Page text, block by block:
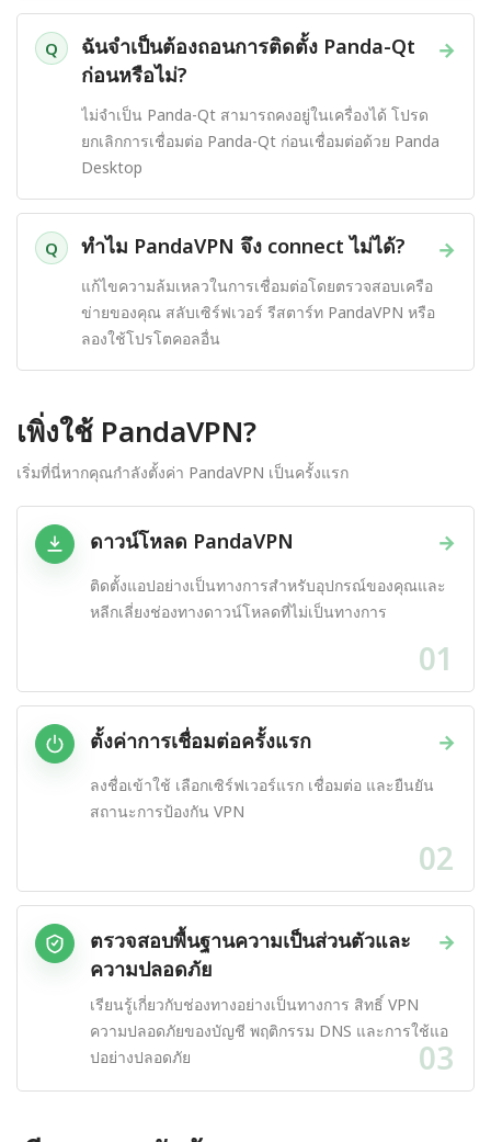
Q →
ฉันจำเป็นต้องถอนการติดตั้ง Panda-Qt
ก่อนหรือไม่?
ไม่จำเป็น Panda-Qt สามารถคงอยู่ในเครื่องได้ โปรด
ยกเลิกการเชื่อมต่อ Panda-Qt ก่อนเชื่อมต่อด้วย Panda
Desktop
Q →
ทำไม PandaVPN จึง connect ไม่ได้?
แก้ไขความล้มเหลวในการเชื่อมต่อโดยตรวจสอบเครือ
ข่ายของคุณ สลับเซิร์ฟเวอร์ รีสตาร์ท PandaVPN หรือ
ลองใช้โปรโตคอลอื่น
เพิ่งใช้ PandaVPN?
เริ่มที่นี่หากคุณกำลังตั้งค่า PandaVPN เป็นครั้งแรก
→
ดาวน์โหลด PandaVPN
ติดตั้งแอปอย่างเป็นทางการสำหรับอุปกรณ์ของคุณและ
หลีกเลี่ยงช่องทางดาวน์โหลดที่ไม่เป็นทางการ
01
→
ตั้งค่าการเชื่อมต่อครั้งแรก
ลงชื่อเข้าใช้ เลือกเซิร์ฟเวอร์แรก เชื่อมต่อ และยืนยัน
สถานะการป้องกัน VPN
02
→
ตรวจสอบพื้นฐานความเป็นส่วนตัวและ
ความปลอดภัย
เรียนรู้เกี่ยวกับช่องทางอย่างเป็นทางการ สิทธิ์ VPN
ความปลอดภัยของบัญชี พฤติกรรม DNS และการใช้แอ
ปอย่างปลอดภัย
03